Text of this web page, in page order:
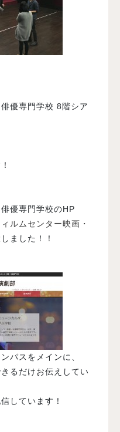
優専門学校 8階シア
優専門学校のHP
ルムセンター映画・
ました！！
パスをメインに、
るだけお伝えしてい
しています！